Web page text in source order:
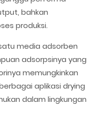
bahkan
produksi.
media adsorben
adsorpsinya yang
memungkinkan
aplikasi drying
dalam lingkungan